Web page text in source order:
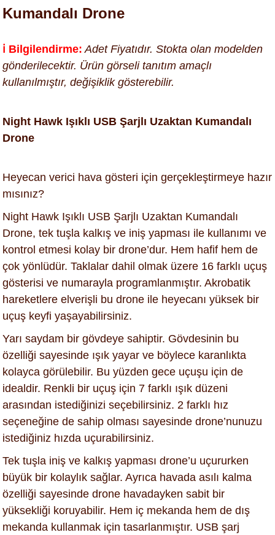
Kumandalı Drone
ℹ️ Bilgilendirme: Adet Fiyatıdır. Stokta olan modelden
gönderilecektir. Ürün görseli tanıtım amaçlı
kullanılmıştır, değişiklik gösterebilir.
Night Hawk Işıklı USB Şarjlı Uzaktan Kumandalı
Drone
Heyecan verici hava gösteri için gerçekleştirmeye hazır
mısınız?
Night Hawk Işıklı USB Şarjlı Uzaktan Kumandalı
Drone, tek tuşla kalkış ve iniş yapması ile kullanımı ve
kontrol etmesi kolay bir drone’dur. Hem hafif hem de
çok yönlüdür. Taklalar dahil olmak üzere 16 farklı uçuş
gösterisi ve numarayla programlanmıştır. Akrobatik
hareketlere elverişli bu drone ile heyecanı yüksek bir
uçuş keyfi yaşayabilirsiniz.
Yarı saydam bir gövdeye sahiptir. Gövdesinin bu
özelliği sayesinde ışık yayar ve böylece karanlıkta
kolayca görülebilir. Bu yüzden gece uçuşu için de
idealdir. Renkli bir uçuş için 7 farklı ışık düzeni
arasından istediğinizi seçebilirsiniz. 2 farklı hız
seçeneğine de sahip olması sayesinde drone’nunuzu
istediğiniz hızda uçurabilirsiniz.
Tek tuşla iniş ve kalkış yapması drone’u uçururken
büyük bir kolaylık sağlar. Ayrıca havada asılı kalma
özelliği sayesinde drone havadayken sabit bir
yüksekliği koruyabilir. Hem iç mekanda hem de dış
mekanda kullanmak için tasarlanmıştır. USB şarj